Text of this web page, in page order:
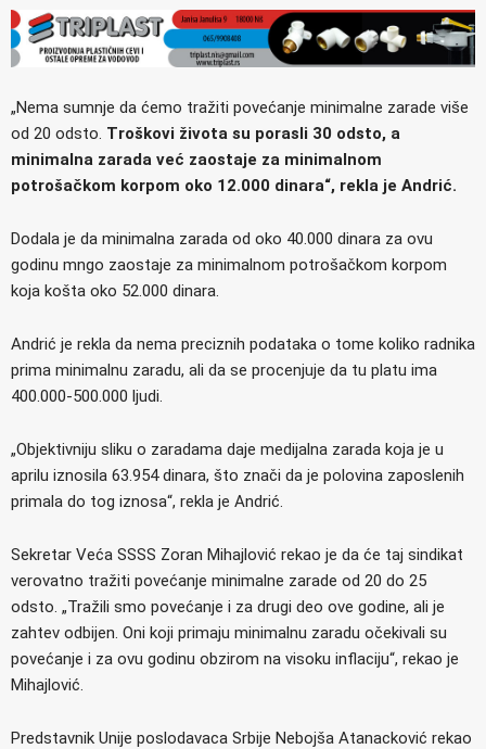
„Nema sumnje da ćemo tražiti povećanje minimalne zarade više
od 20 odsto. Troškovi života su porasli 30 odsto, a
minimalna zarada već zaostaje za minimalnom
potrošačkom korpom oko 12.000 dinara“, rekla je Andrić.
Dodala je da minimalna zarada od oko 40.000 dinara za ovu
godinu mngo zaostaje za minimalnom potrošačkom korpom
koja košta oko 52.000 dinara.
Andrić je rekla da nema preciznih podataka o tome koliko radnika
prima minimalnu zaradu, ali da se procenjuje da tu platu ima
400.000-500.000 ljudi.
„Objektivniju sliku o zaradama daje medijalna zarada koja je u
aprilu iznosila 63.954 dinara, što znači da je polovina zaposlenih
primala do tog iznosa“, rekla je Andrić.
Sekretar Veća SSSS Zoran Mihajlović rekao je da će taj sindikat
verovatno tražiti povećanje minimalne zarade od 20 do 25
odsto. „Tražili smo povećanje i za drugi deo ove godine, ali je
zahtev odbijen. Oni koji primaju minimalnu zaradu očekivali su
povećanje i za ovu godinu obzirom na visoku inflaciju“, rekao je
Mihajlović.
Predstavnik Unije poslodavaca Srbije Nebojša Atanacković rekao